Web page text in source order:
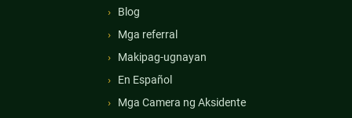
Blog
Mga referral
Makipag-ugnayan
En Español
Mga Camera ng Aksidente